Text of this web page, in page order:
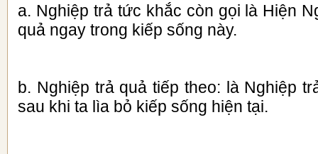
a. Nghiệp trả tức khắc còn gọi là Hiện
quả ngay trong kiếp sống này.
b. Nghiệp trả quả tiếp theo: là Nghiệp
sau khi ta lìa bỏ kiếp sống hiện tại.